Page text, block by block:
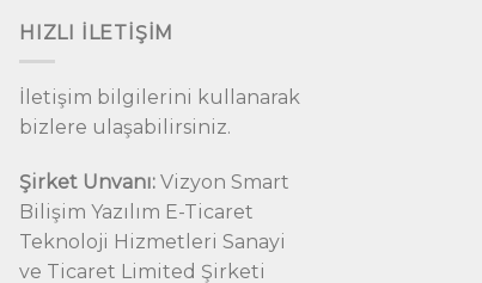
HIZLI İLETIŞIM
İletişim bilgilerini kullanarak
bizlere ulaşabilirsiniz.
Şirket Unvanı: Vizyon Smart
Bilişim Yazılım E-Ticaret
Teknoloji Hizmetleri Sanayi
ve Ticaret Limited Şirketi